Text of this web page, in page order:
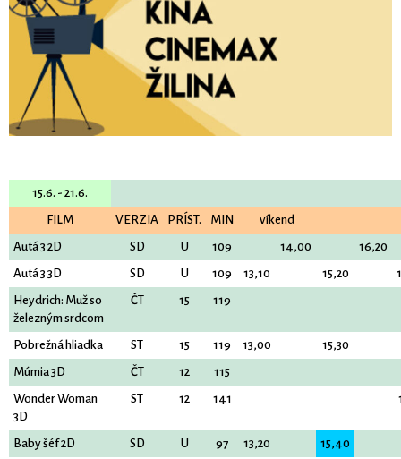
15.6. - 21.6.
FILM
VERZIA PRÍST. MIN
víkend
Autá 3 2D
SD U 109 14,00
16,20
Autá 3 3D
SD U 109 13,10 15,20
Heydrich: Muž so
železným srdcom
ČT 15 119
Pobrežná hliadka ST 15 119 13,00
15,30
Múmia 3D
ČT 12
115
Wonder Woman
3D
ST 12 141
Baby šéf 2D SD U 97 13,20
15,40